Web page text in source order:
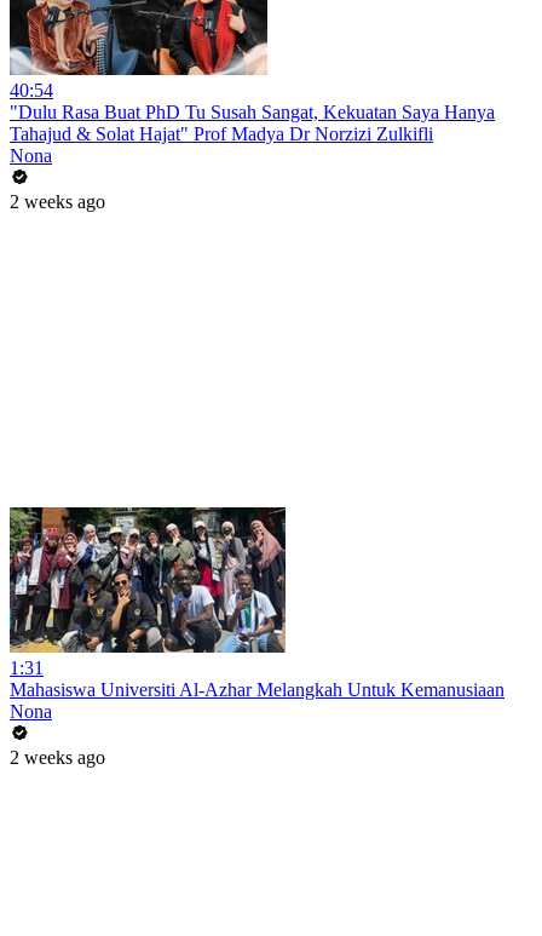
40:54
"Dulu Rasa Buat PhD Tu Susah Sangat, Kekuatan Saya Hanya
Tahajud & Solat Hajat" Prof Madya Dr Norzizi Zulkifli
Nona
2 weeks ago
1:31
Mahasiswa Universiti Al-Azhar Melangkah Untuk Kemanusiaan
Nona
2 weeks ago